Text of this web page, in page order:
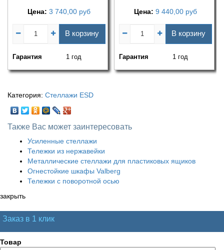
Цена: 3 740,00 руб
В корзину
Гарантия 1 год
Цена: 9 440,00 руб
В корзину
Гарантия 1 год
Категория: Стеллажи ESD
Также Вас может заинтересовать
Усиленные стеллажи
Тележки из нержавейки
Металлические стеллажи для пластиковых ящиков
Огнестойкие шкафы Valberg
Тележки с поворотной осью
закрыть
Заказ в 1 клик
Товар